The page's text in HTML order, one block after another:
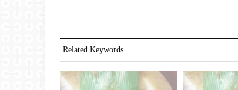
Related Keywords